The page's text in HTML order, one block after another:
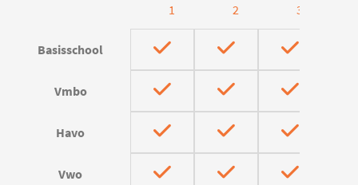
1
2
3
Basisschool
Vmbo
Havo
Vwo